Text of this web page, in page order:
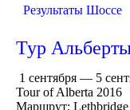
Результаты Шоссе
Тур
1 сентября — 5
Tour of Alberta 2016
Маршрут: